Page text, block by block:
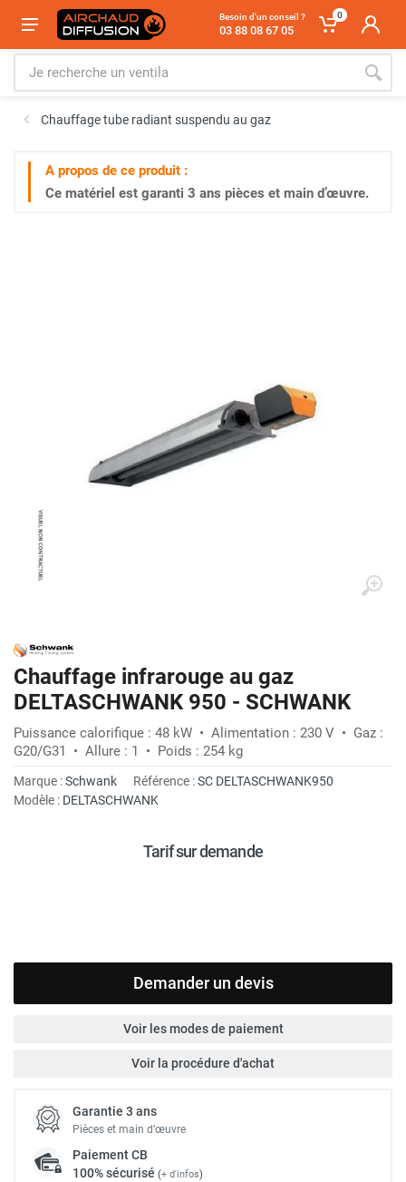
Besoin d'un conseil ?
03 88 08 67 05
0
Chauffage tube radiant suspendu au gaz
A propos de ce produit :
Ce matériel est garanti 3 ans pièces et main d’œuvre.
Chauffage infrarouge au gaz
DELTASCHWANK 950 - SCHWANK
Puissance calorifique : 48 kW • Alimentation : 230 V • Gaz :
G20/G31 • Allure : 1 • Poids : 254 kg
Marque :Schwank Référence :SC DELTASCHWANK950
Modèle : DELTASCHWANK
Tarif sur demande
Demander un devis
Voir les modes de paiement
Voir la procédure d'achat
Garantie 3 ans
Pièces et main d’œuvre
PaiementCB
100% sécurisé (+ d'infos)